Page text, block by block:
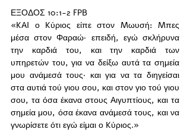
ΕΞΟΔΟΣ 10:1-2 FPB
«KAI ο Kύριος είπε στον Mωυσή: Mπες
μέσα στον Φαραώ· επειδή, εγώ σκλήρυνα
την καρδιά του, και την καρδιά των
υπηρετών του, για να δείξω αυτά τα σημεία
μου ανάμεσά τους· και για να τα διηγείσαι
στα αυτιά τού γιου σου, και στον γιο τού γιου
σου, τα όσα έκανα στους Aιγυπτίους, και τα
σημεία μου, όσα έκανα ανάμεσά τους, και να
γνωρίσετε ότι εγώ είμαι ο Kύριος.»